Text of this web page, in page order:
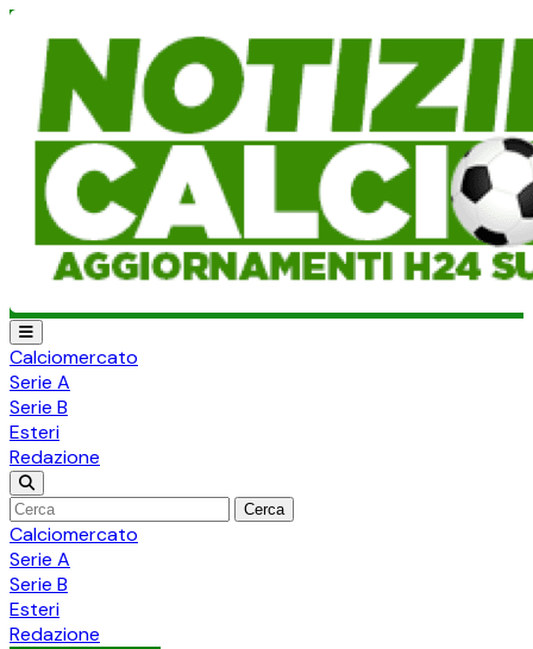
Calciomercato
Serie A
Serie B
Esteri
Redazione
Cerca
Calciomercato
Serie A
Serie B
Esteri
Redazione